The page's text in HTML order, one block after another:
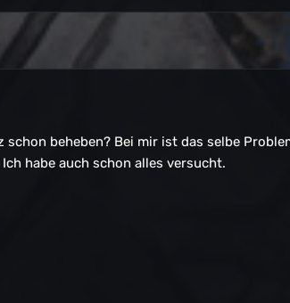
beheben? Bei mir ist das selbe
habe auch schon alles versucht.